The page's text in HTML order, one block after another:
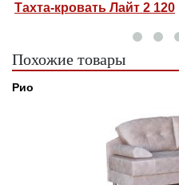
Лайт 2 ПБ 120
Похожие товары
Рио